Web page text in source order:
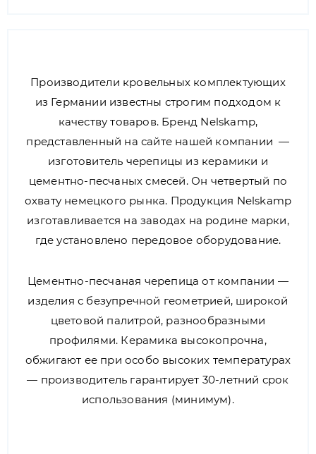
Производители кровельных комплектующих
из Германии известны строгим подходом к
качеству товаров. Бренд Nelskamp,
представленный на сайте нашей компании —
изготовитель черепицы из керамики и
цементно-песчаных смесей. Он четвертый по
охвату немецкого рынка. Продукция Nelskamp
изготавливается на заводах на родине марки,
где установлено передовое оборудование.
Цементно-песчаная черепица от компании —
изделия с безупречной геометрией, широкой
цветовой палитрой, разнообразными
профилями. Керамика высокопрочна,
обжигают ее при особо высоких температурах
— производитель гарантирует 30-летний срок
использования (минимум).